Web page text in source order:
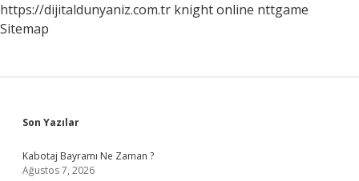
https://dijitaldunyaniz.com.tr knight online nttgame
Sitemap
Sidebar
Son Yazılar
Kabotaj Bayramı Ne Zaman ?
Ağustos 7, 2026